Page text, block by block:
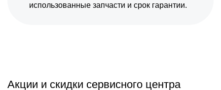
использованные запчасти и срок гарантии.
Акции и скидки сервисного центра